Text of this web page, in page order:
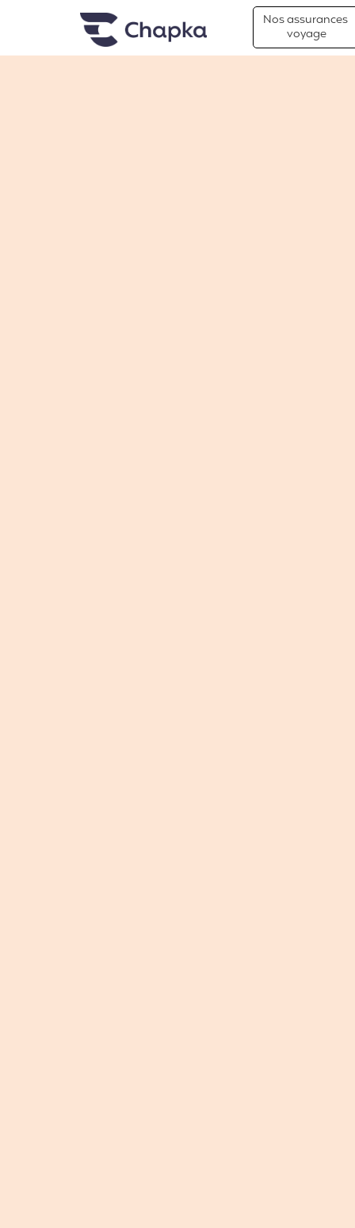
Chapka Assurances Voyages
Nos assurances
voyage